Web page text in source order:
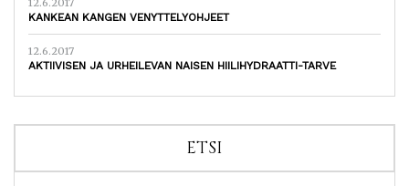
12.6.2017
KANKEAN KANGEN VENYTTELYOHJEET
12.6.2017
AKTIIVISEN JA URHEILEVAN NAISEN HIILIHYDRAATTI-TARVE
ETSI